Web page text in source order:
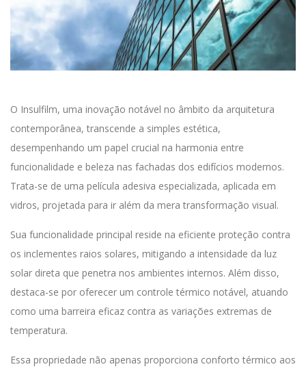
O Insulfilm, uma inovação notável no âmbito da arquitetura
contemporânea, transcende a simples estética,
desempenhando um papel crucial na harmonia entre
funcionalidade e beleza nas fachadas dos edifícios modernos.
Trata-se de uma película adesiva especializada, aplicada em
vidros, projetada para ir além da mera transformação visual.
Sua funcionalidade principal reside na eficiente proteção contra
os inclementes raios solares, mitigando a intensidade da luz
solar direta que penetra nos ambientes internos. Além disso,
destaca-se por oferecer um controle térmico notável, atuando
como uma barreira eficaz contra as variações extremas de
temperatura.
Essa propriedade não apenas proporciona conforto térmico aos